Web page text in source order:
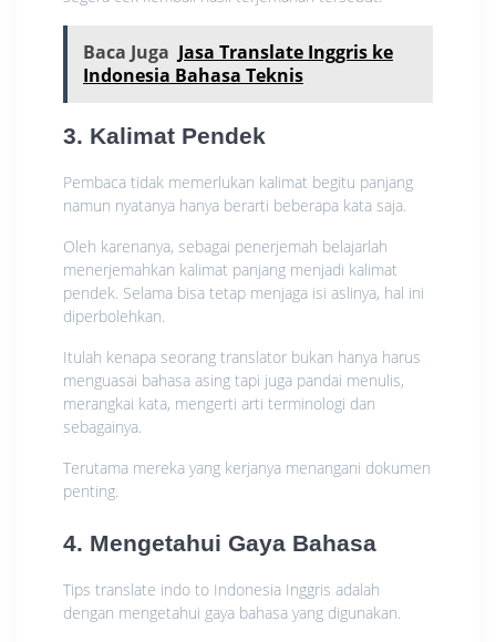
Baca Juga Jasa Translate Inggris ke
Indonesia Bahasa Teknis
3. Kalimat Pendek
Pembaca tidak memerlukan kalimat begitu panjang
namun nyatanya hanya berarti beberapa kata saja.
Oleh karenanya, sebagai penerjemah belajarlah
menerjemahkan kalimat panjang menjadi kalimat
pendek. Selama bisa tetap menjaga isi aslinya, hal ini
diperbolehkan.
Itulah kenapa seorang translator bukan hanya harus
menguasai bahasa asing tapi juga pandai menulis,
merangkai kata, mengerti arti terminologi dan
sebagainya.
Terutama mereka yang kerjanya menangani dokumen
penting.
4. Mengetahui Gaya Bahasa
Tips translate indo to Indonesia Inggris adalah
dengan mengetahui gaya bahasa yang digunakan.